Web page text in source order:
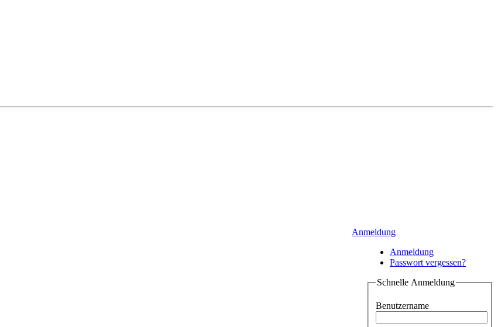
Anmeldung
Anmeldung
Passwort vergessen?
Schnelle Anmeldung
Benutzername